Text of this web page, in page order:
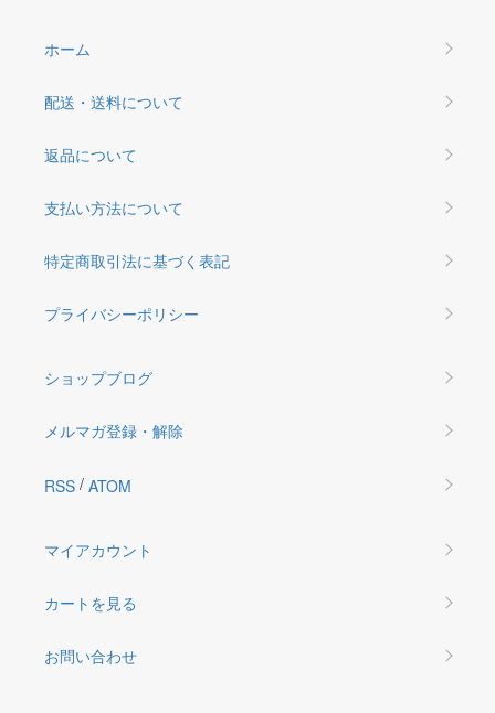
ホーム
配送・送料について
返品について
支払い方法について
特定商取引法に基づく表記
プライバシーポリシー
ショップブログ
メルマガ登録・解除
RSS / ATOM
マイアカウント
カートを見る
お問い合わせ